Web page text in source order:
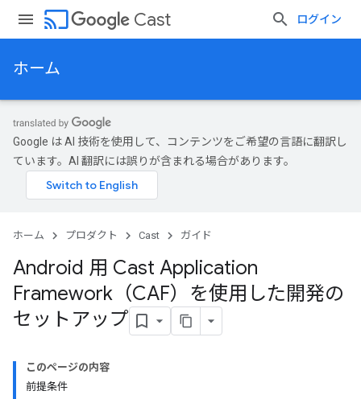
cast Cast ログイン
ホーム
Google は AI 技術を使用して、コンテンツをご希望の言語に翻訳し
ています。AI 翻訳には誤りが含まれる場合があります。
ホーム プロダクト Cast ガイド
Android 用 Cast Application
Framework（CAF）を使用した開発の
セットアップ
このページの内容
前提条件